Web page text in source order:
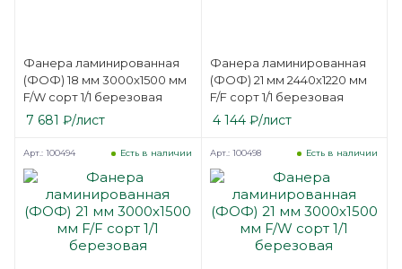
Фанера ламинированная
(ФОФ) 18 мм 3000х1500 мм
F/W сорт 1/1 березовая
7 681 ₽/лист
Фанера ламинированная
(ФОФ) 21 мм 2440х1220 мм
F/F сорт 1/1 березовая
4 144₽/лист
Есть в наличии
Арт.: 100494 Есть в наличии
Арт.: 100498